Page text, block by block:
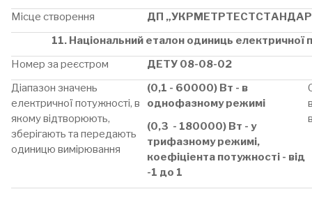
Місце створення
ДП
11. Національний еталон одиниць електричної
Номер за реєстром
ДЕТУ 08-08-02
Діапазон значень
електричної потужності, в
якому відтворюють,
зберігають та передають
одиницю вимірювання
(0,1 - 60000) Вт - в
однофазному режимі
(0,3 - 180000) Вт - у
трифазному режимі,
коефіціента потужності - від
-1 до 1